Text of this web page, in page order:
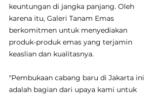
keuntungan di jangka panjang. Oleh
karena itu, Galeri Tanam Emas
berkomitmen untuk menyediakan
produk-produk emas yang terjamin
keaslian dan kualitasnya.
"Pembukaan cabang baru di Jakarta ini
adalah bagian dari upaya kami untuk